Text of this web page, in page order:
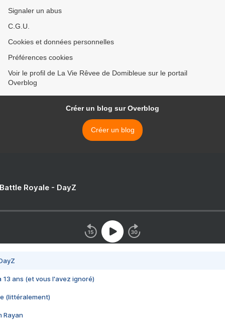
Signaler un abus
C.G.U.
Cookies et données personnelles
Préférences cookies
Voir le profil de La Vie Rêvee de Domibleue sur le portail
Overblog
Créer un blog sur Overblog
Créer un blog
Royale - DayZ
13 ans (et vous l'avez ignoré)
(littéralement)
Rayan